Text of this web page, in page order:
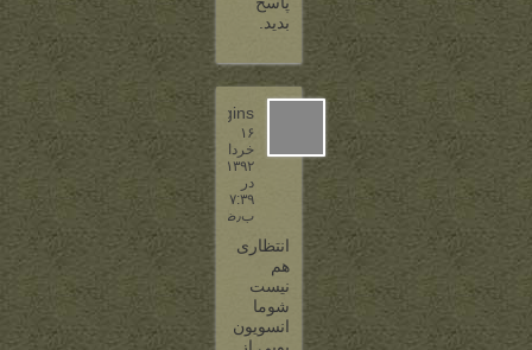
بدید.
baggins
۱۶
خرداد
۱۳۹۲
در
۷:۳۹
ب٫ظ
انتظاری
هم
نیست
شوما
انسویون